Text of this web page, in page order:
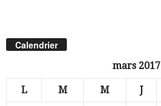
Calendrier
mars 2017
L M M J